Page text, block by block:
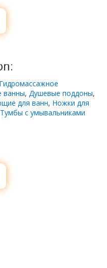
Гидромассажное
ванны, Душевые поддоны,
для ванн, Ножки для
Тумбы с умывальниками